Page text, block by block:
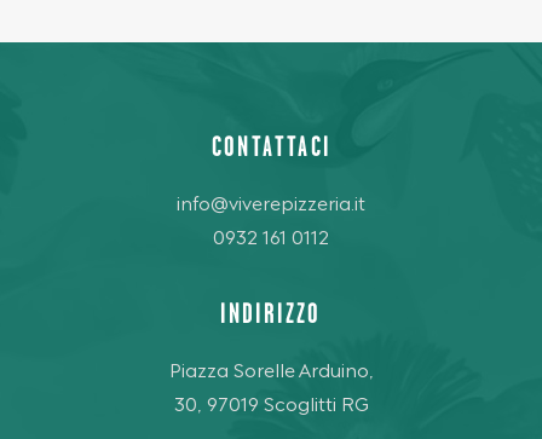
CONTATTACI
info@viverepizzeria.it
0932 161 0112
INDIRIZZO
Piazza Sorelle Arduino,
30, 97019 Scoglitti RG